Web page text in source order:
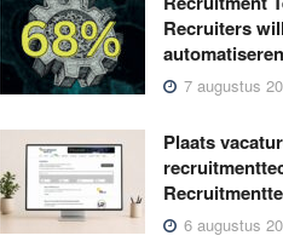
Recruiters
7 augustus
Plaats
6 augustus